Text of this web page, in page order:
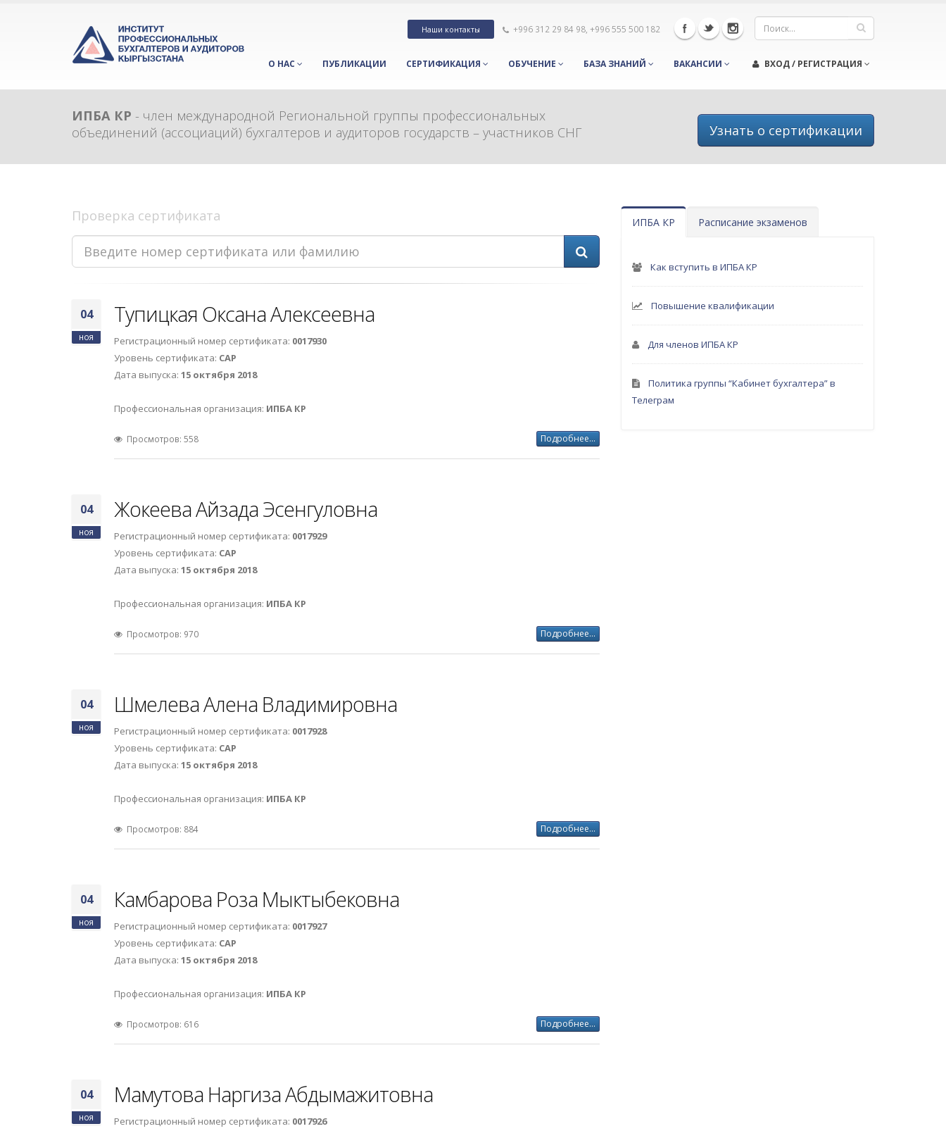
Наши контакты +996 312 29 84 98, +996 555 500 182
О НАС ПУБЛИКАЦИИ СЕРТИФИКАЦИЯ ОБУЧЕНИЕ БАЗА ЗНАНИЙ ВАКАНСИИ ВХОД / РЕГИСТРАЦИЯ
ИПБА КР - член международной Региональной группы профессиональных
объединений (ассоциаций) бухгалтеров и аудиторов государств – участников СНГ
Узнать о сертификации
Проверка сертификата
04
ноя
Тупицкая Оксана Алексеевна
Регистрационный номер сертификата: 0017930
Уровень сертификата: САР
Дата выпуска: 15 октября 2018
Профессиональная организация: ИПБА КР
Просмотров: 558 Подробнее...
04
ноя
Жокеева Айзада Эсенгуловна
Регистрационный номер сертификата: 0017929
Уровень сертификата: САР
Дата выпуска: 15 октября 2018
Профессиональная организация: ИПБА КР
Просмотров: 970 Подробнее...
04
ноя
Шмелева Алена Владимировна
Регистрационный номер сертификата: 0017928
Уровень сертификата: САР
Дата выпуска: 15 октября 2018
Профессиональная организация: ИПБА КР
Просмотров: 884 Подробнее...
04
ноя
Камбарова Роза Мыктыбековна
Регистрационный номер сертификата: 0017927
Уровень сертификата: САР
Дата выпуска: 15 октября 2018
Профессиональная организация: ИПБА КР
Просмотров: 616 Подробнее...
04
ноя
Мамутова Наргиза Абдымажитовна
Регистрационный номер сертификата: 0017926
ИПБА КР Расписание экзаменов
Как вступить в ИПБА КР
Повышение квалификации
Для членов ИПБА КР
Политика группы “Кабинет бухгалтера” в
Телеграм